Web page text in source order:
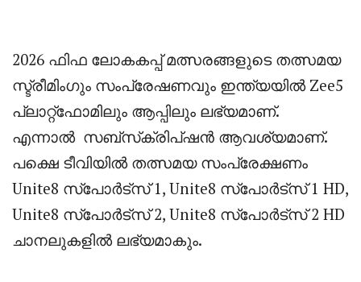
2026 ഫിഫ ലോകകപ്പ് മത്സരങ്ങളുടെ തത്സമയ
സ്ട്രീമിംഗും സംപ്രേഷണവും ഇന്ത്യയിൽ Zee5
പ്ലാറ്റ്‌ഫോമിലും ആപ്പിലും ലഭ്യമാണ്.
എന്നാൽ സബ്‌സ്‌ക്രിപ്‌ഷൻ ആവശ്യമാണ്.
പക്ഷെ ടീവിയിൽ തത്സമയ സംപ്രേക്ഷണം
Unite8 സ്‌പോർട്‌സ് 1, Unite8 സ്‌പോർട്‌സ് 1 HD,
Unite8 സ്‌പോർട്‌സ് 2, Unite8 സ്‌പോർട്‌സ് 2 HD
ചാനലുകളിൽ ലഭ്യമാകും.